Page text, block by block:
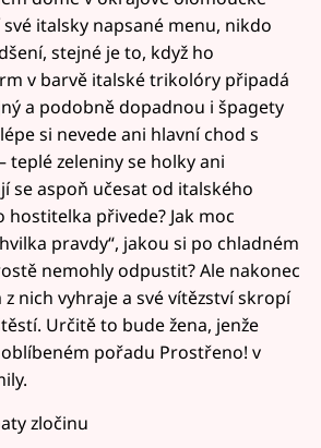
italsky napsané menu, nikdo
stejné je to, když ho
v barvě italské trikolóry připadá
a podobně dopadnou i špagety
si nevede ani hlavní chod s
teplé zeleniny se holky ani
se aspoň učesat od italského
přivede? Jak moc
pravdy“, jakou si po chladném
nemohly odpustit? Ale nakonec
nich vyhraje a své vítězství skropí
Určitě to bude žena, jenže
pořadu Prostřeno! v
zločinu